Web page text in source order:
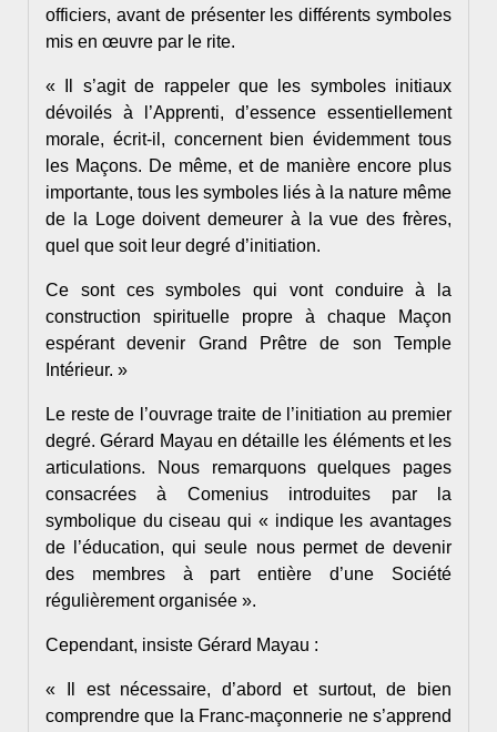
officiers, avant de présenter les différents symboles
mis en œuvre par le rite.
« Il s’agit de rappeler que les symboles initiaux
dévoilés à l’Apprenti, d’essence essentiellement
morale, écrit-il, concernent bien évidemment tous
les Maçons. De même, et de manière encore plus
importante, tous les symboles liés à la nature même
de la Loge doivent demeurer à la vue des frères,
quel que soit leur degré d’initiation.
Ce sont ces symboles qui vont conduire à la
construction spirituelle propre à chaque Maçon
espérant devenir Grand Prêtre de son Temple
Intérieur. »
Le reste de l’ouvrage traite de l’initiation au premier
degré. Gérard Mayau en détaille les éléments et les
articulations. Nous remarquons quelques pages
consacrées à Comenius introduites par la
symbolique du ciseau qui « indique les avantages
de l’éducation, qui seule nous permet de devenir
des membres à part entière d’une Société
régulièrement organisée ».
Cependant, insiste Gérard Mayau :
« Il est nécessaire, d’abord et surtout, de bien
comprendre que la Franc-maçonnerie ne s’apprend